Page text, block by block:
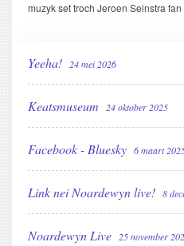
muzyk set troch Jeroen Seinstra
Yeeha! 24 mei 2026
Keatsmuseum 24 oktober 2025
Facebook - Bluesky 6 maart
Link nei Noardewyn live! 8
Noardewyn Live 25 november